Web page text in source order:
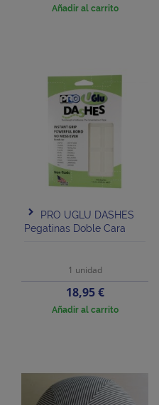
Añadir al carrito
PRO UGLU DASHES
Pegatinas Doble Cara
1 unidad
Precio
18,95 €
Añadir al carrito